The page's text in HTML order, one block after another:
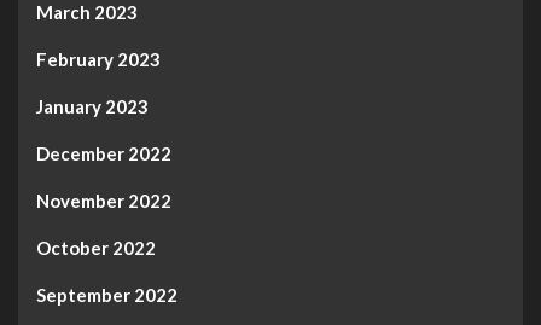
March 2023
February 2023
January 2023
December 2022
November 2022
October 2022
September 2022